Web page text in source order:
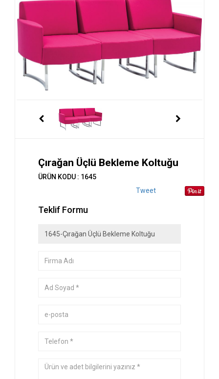
Çırağan Üçlü Bekleme Koltuğu
ÜRÜN KODU : 1645
Tweet
Teklif Formu